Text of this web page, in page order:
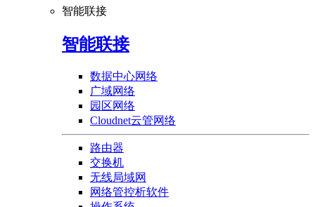
智能联接
智能联接
数据中心网络
广域网络
园区网络
Cloudnet云管网络
路由器
交换机
无线局域网
网络管控析软件